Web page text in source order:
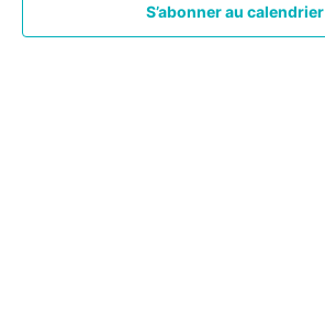
S’abonner au calendrier